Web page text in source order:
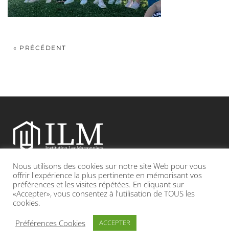
« PRÉCÉDENT
Etablissement catholique sous contrat d’association avec l’Etat
Adresse : 19, Grande rue 69420 CONDRIEU
INFOS LÉGALES POLITIQUE DE CONFIDENTIALITÉ
Nous utilisons des cookies sur notre site Web pour vous
offrir l'expérience la plus pertinente en mémorisant vos
préférences et les visites répétées. En cliquant sur
«Accepter», vous consentez à l'utilisation de TOUS les
cookies.
Préférences Cookies
ACCEPTER